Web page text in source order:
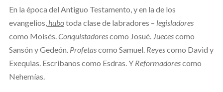
En la época del Antiguo Testamento, y en la de los
evangelios,hubotoda clase de labradores – legisladores
como Moisés.Conquistadorescomo Josué. Juecescomo
Sansón y Gedeón. Profetascomo Samuel. Reyescomo David y
Exequias. Escribanos como Esdras. Y Reformadorescomo
Nehemías.